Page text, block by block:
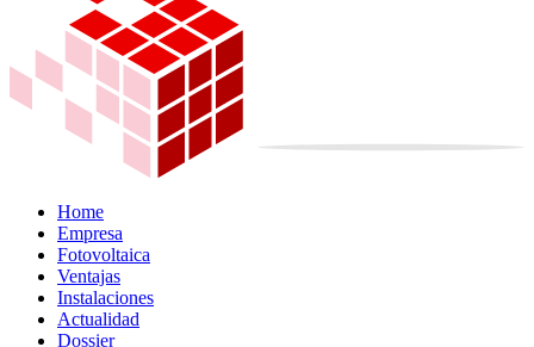
Home
Empresa
Fotovoltaica
Ventajas
Instalaciones
Actualidad
Dossier